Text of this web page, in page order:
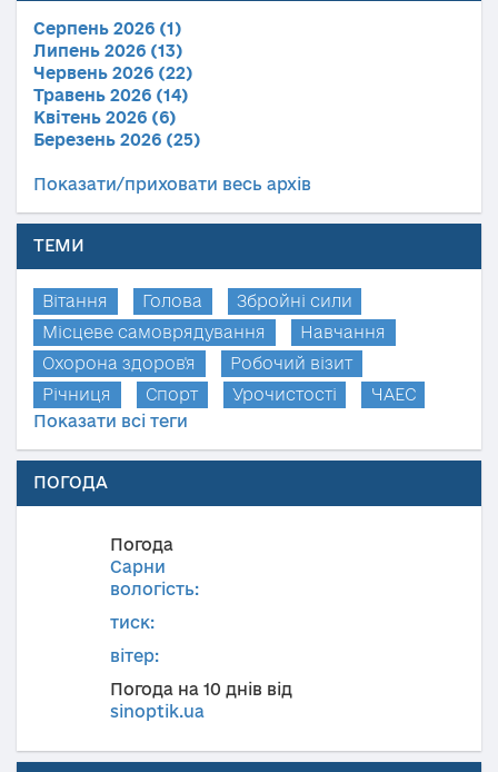
Серпень 2026 (1)
Липень 2026 (13)
Червень 2026 (22)
Травень 2026 (14)
Квітень 2026 (6)
Березень 2026 (25)
Показати/приховати весь архів
ТЕМИ
Вітання Голова
Збройні сили
Місцеве самоврядування
Навчання
Охорона здоров'я
Робочий візит
Річниця
Спорт Урочистості
ЧАЕС
Показати всі теги
ПОГОДА
Погода
Сарни
вологість:
тиск:
вітер:
Погода на 10 днів від
sinoptik.ua